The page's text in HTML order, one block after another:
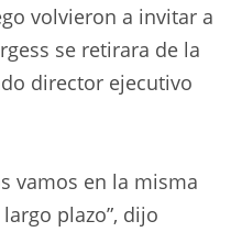
volvieron a invitar a
se retirara de la
director ejecutivo
vamos en la misma
plazo”, dijo